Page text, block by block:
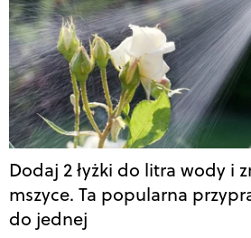
Dodaj 2 łyżki do litra wody i
mszyce. Ta popularna
do jednej